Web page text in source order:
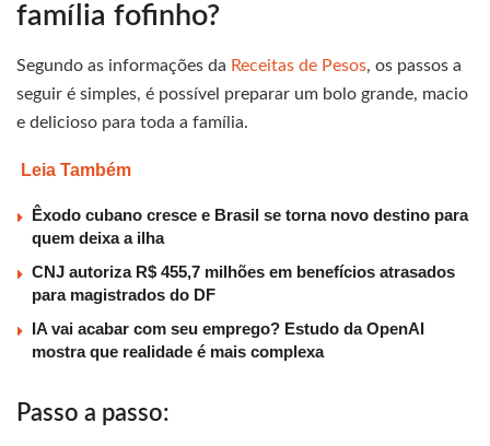
família fofinho?
Segundo as informações da Receitas de Pesos, os passos a
seguir é simples, é possível preparar um bolo grande, macio
e delicioso para toda a família.
Leia Também
Êxodo cubano cresce e Brasil se torna novo destino para
quem deixa a ilha
CNJ autoriza R$ 455,7 milhões em benefícios atrasados
para magistrados do DF
IA vai acabar com seu emprego? Estudo da OpenAI
mostra que realidade é mais complexa
Passo a passo: